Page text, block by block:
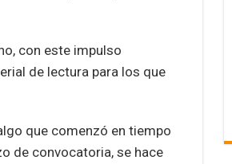
con este impulso
de lectura para los que
que comenzó en tiempo
de convocatoria, se hace